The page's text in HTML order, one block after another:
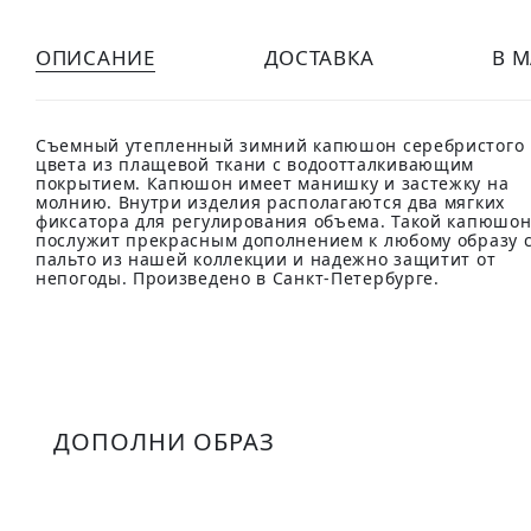
ОПИСАНИЕ ДОСТАВКА В
Съемный утепленный зимний капюшон серебристого
цвета из плащевой ткани с водоотталкивающим
покрытием. Капюшон имеет манишку и застежку на
молнию. Внутри изделия располагаются два мягких
фиксатора для регулирования объема. Такой капюшон
послужит прекрасным дополнением к любому образу с
пальто из нашей коллекции и надежно защитит от
непогоды. Произведено в Санкт-Петербурге.
ДОПОЛНИ ОБРАЗ